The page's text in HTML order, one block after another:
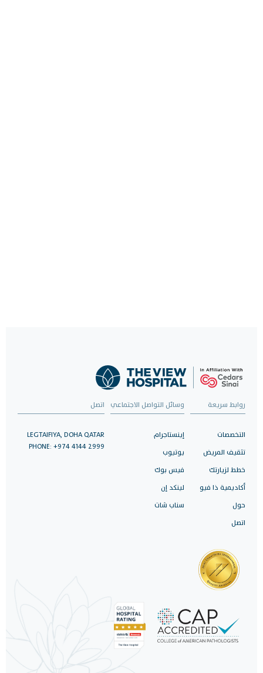
روابط سريعة
التخصصات
تثقيف المريض
خطط لزيارتك
أكاديمية ذا فيو
حول
اتصل
وسائل التواصل الاجتماعي
إينستاجرام
يوتيوب
فيس بوك
لينكد إن
سناب شات
اتصل
LEGTAIFIYA, DOHA QATAR
PHONE: +974 4144 2999